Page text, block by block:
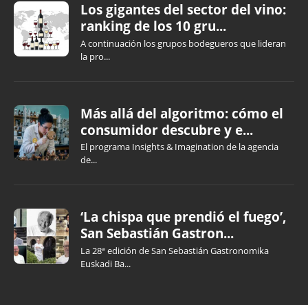
Los gigantes del sector del vino:
ranking de los 10 gru...
A continuación los grupos bodegueros que lideran
la pro...
Más allá del algoritmo: cómo el
consumidor descubre y e...
El programa Insights & Imagination de la agencia
de...
‘La chispa que prendió el fuego’,
San Sebastián Gastron...
La 28ª edición de San Sebastián Gastronomika
Euskadi Ba...